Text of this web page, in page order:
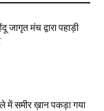
जागृत मंच द्वारा पहाड़ी
में समीर ख़ान पकड़ा गया